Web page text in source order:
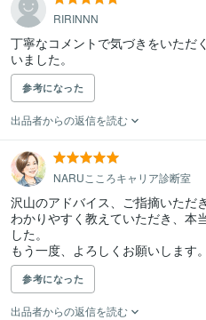
RIRINNN
丁寧なコメントで気づきをいただ
いました。
参考になった
出品者からの返信を読む
NARUこころキャリア診断室
沢山のアドバイス、ご指摘いただ
わかりやすく教えていただき、本
した。
もう一度、よろしくお願いします。
参考になった
出品者からの返信を読む